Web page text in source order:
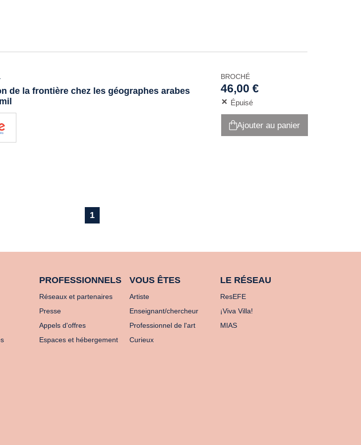
de la frontière chez les géographes arabes
BROCHÉ
46,00 €
Épuisé
Ajouter au panier
1
PROFESSIONNELS
Réseaux et partenaires
Presse
Appels d'offres
Espaces et hébergement
VOUS ÊTES
Artiste
Enseignant/chercheur
Professionnel de l'art
Curieux
LE RÉSEAU
ResEFE
¡Viva Villa!
MIAS